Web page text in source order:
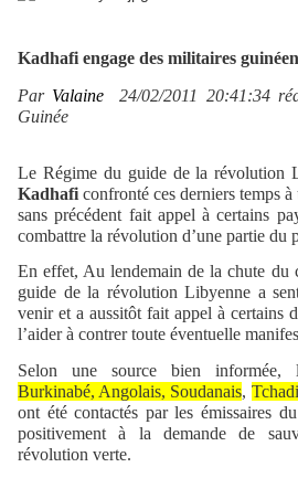
Kadhafi engage des militaires
Par Valaine 24/02/2011 20:41:34
Guinée
Le Régime du guide de la révolution
Kadhafi confronté ces derniers temps
sans précédent fait appel à certains
combattre la révolution d’une partie du
En effet, Au lendemain de la chute du
guide de la révolution Libyenne a
venir et a aussitôt fait appel à certains
l’aider à contrer toute éventuelle
Selon une source bien informée,
Burkinabé, Angolais, Soudanais,
ont été contactés par les émissaires
positivement à la demande de
révolution verte.